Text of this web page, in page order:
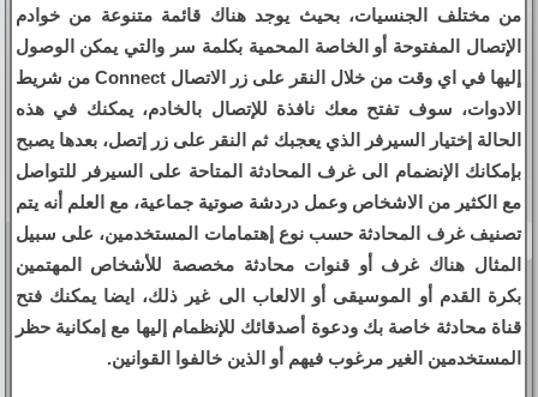
من مختلف الجنسيات، بحيث يوجد هناك قائمة متنوعة من خوادم
الإتصال المفتوحة أو الخاصة المحمية بكلمة سر والتي يمكن الوصول
إليها في اي وقت من خلال النقر على زر الاتصال Connect من شريط
الادوات، سوف تفتح معك نافذة للإتصال بالخادم، يمكنك في هذه
الحالة إختيار السيرفر الذي يعجبك ثم النقر على زر إتصل، بعدها يصبح
بإمكانك الإنضمام الى غرف المحادثة المتاحة على السيرفر للتواصل
مع الكثير من الاشخاص وعمل دردشة صوتية جماعية، مع العلم أنه يتم
تصنيف غرف المحادثة حسب نوع إهتمامات المستخدمين، على سبيل
المثال هناك غرف أو قنوات محادثة مخصصة للأشخاص المهتمين
بكرة القدم أو الموسيقى أو الالعاب الى غير ذلك، ايضا يمكنك فتح
قناة محادثة خاصة بك ودعوة أصدقائك للإنظمام إليها مع إمكانية حظر
المستخدمين الغير مرغوب فيهم أو الذين خالفوا القوانين.